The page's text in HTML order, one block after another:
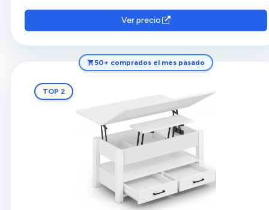
Ver precio
50+ comprados el mes pasado
TOP 2